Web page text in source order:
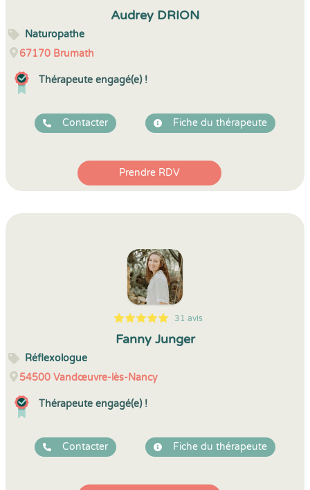
Audrey DRION
Naturopathe
67170 Brumath
Thérapeute engagé(e) !
Contacter Fiche du thérapeute
Prendre RDV
5
1
5
31 31 avis
Fanny Junger
Réflexologue
54500 Vandœuvre-lès-Nancy
Thérapeute engagé(e) !
Contacter Fiche du thérapeute